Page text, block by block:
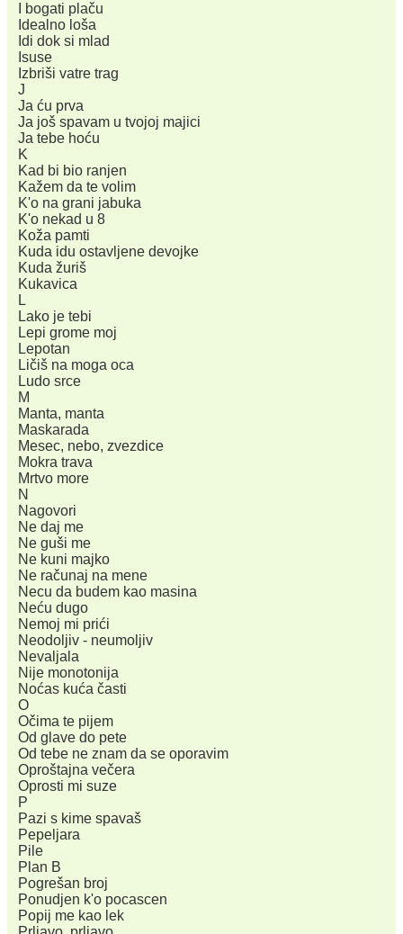
I bogati plaču
Idealno loša
Idi dok si mlad
Isuse
Izbriši vatre trag
J
Ja ću prva
Ja još spavam u tvojoj majici
Ja tebe hoću
K
Kad bi bio ranjen
Kažem da te volim
K'o na grani jabuka
K'o nekad u 8
Koža pamti
Kuda idu ostavljene devojke
Kuda žuriš
Kukavica
L
Lako je tebi
Lepi grome moj
Lepotan
Ličiš na moga oca
Ludo srce
M
Manta, manta
Maskarada
Mesec, nebo, zvezdice
Mokra trava
Mrtvo more
N
Nagovori
Ne daj me
Ne guši me
Ne kuni majko
Ne računaj na mene
Necu da budem kao masina
Neću dugo
Nemoj mi prići
Neodoljiv - neumoljiv
Nevaljala
Nije monotonija
Noćas kuća časti
O
Očima te pijem
Od glave do pete
Od tebe ne znam da se oporavim
Oproštajna večera
Oprosti mi suze
P
Pazi s kime spavaš
Pepeljara
Pile
Plan B
Pogrešan broj
Ponudjen k'o pocascen
Popij me kao lek